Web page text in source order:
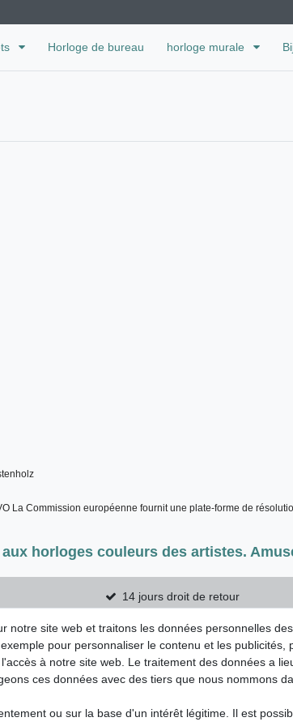
Horloge de bureau horloge murale
La Commission européenne fournit une plate-forme de
horloges couleurs des artistes.
14 jours droit de retour
Conditions générales Droit de
notre site web et traitons les données personnelles des
pour personnaliser le contenu et les publicités,
à notre site web. Le traitement des données a
ces données avec des tiers que nous nommons
ou sur la base d'un intérêt légitime. Il est